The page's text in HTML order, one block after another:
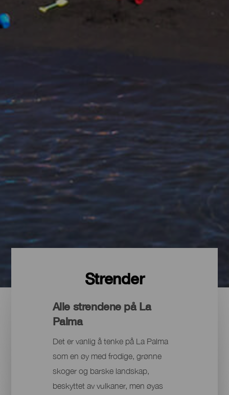
Strender
Alle strendene på La
Palma
Det er vanlig å tenke på La Palma
som en øy med frodige, grønne
skoger og barske landskap,
beskyttet av vulkaner, men øyas